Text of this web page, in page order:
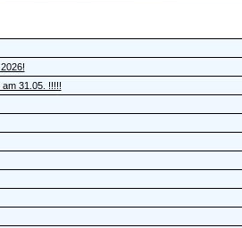
31.05. !!!!!